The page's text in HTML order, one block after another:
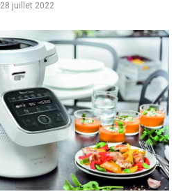
28 juillet 2022